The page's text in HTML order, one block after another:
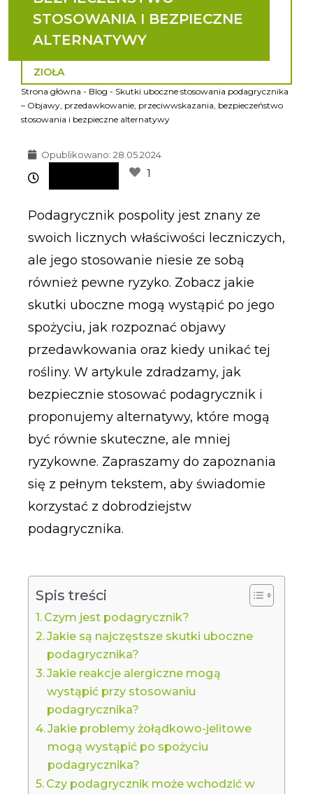
STOSOWANIA I BEZPIECZNE
ALTERNATYWY
ZIOŁA
Strona główna - Blog - Skutki uboczne stosowania podagrycznika
– Objawy, przedawkowanie, przeciwwskazania, bezpieczeństwo
stosowania i bezpieczne alternatywy
Opublikowano: 28.05.2024
1
Podagrycznik pospolity jest znany ze
swoich licznych właściwości leczniczych,
ale jego stosowanie niesie ze sobą
również pewne ryzyko. Zobacz jakie
skutki uboczne mogą wystąpić po jego
spożyciu, jak rozpoznać objawy
przedawkowania oraz kiedy unikać tej
rośliny. W artykule zdradzamy, jak
bezpiecznie stosować podagrycznik i
proponujemy alternatywy, które mogą
być równie skuteczne, ale mniej
ryzykowne. Zapraszamy do zapoznania
się z pełnym tekstem, aby świadomie
korzystać z dobrodziejstw
podagrycznika.
Spis treści
Czym jest podagrycznik?
Jakie są najczęstsze skutki uboczne
podagrycznika?
Jakie reakcje alergiczne mogą
wystąpić przy stosowaniu
podagrycznika?
Jakie problemy żołądkowo-jelitowe
mogą wystąpić po spożyciu
podagrycznika?
Czy podagrycznik może wchodzić w